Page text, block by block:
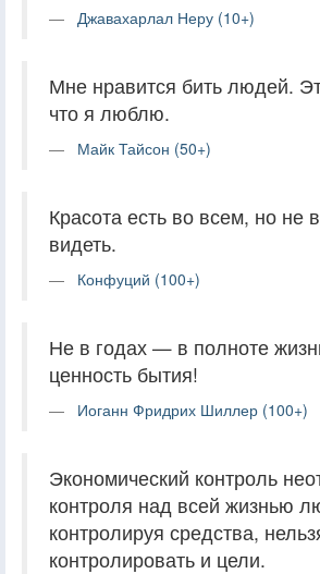
Джавахарлал Неру (10+)
Мне нравится бить людей.
что я люблю.
Майк Тайсон (50+)
Красота есть во всем, но не
видеть.
Конфуций (100+)
Не в годах — в полноте
ценность бытия!
Иоганн Фридрих Шиллер (100+)
Экономический контроль
контроля над всей жизнью
контролируя средства,
контролировать и цели.